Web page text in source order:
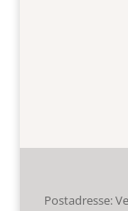
Postadresse: